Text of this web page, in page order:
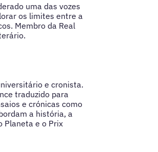
uma das vozes
os limites entre a
Membro da Real
e cronista.
traduzido para
e crónicas como
a história, a
Planeta e o Prix